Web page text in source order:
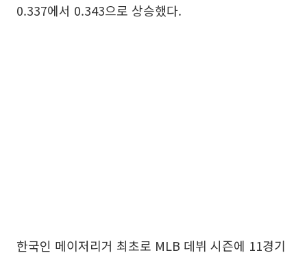
0.337에서 0.343으로 상승했다.
한국인 메이저리거 최초로 MLB 데뷔 시즌에 11경기